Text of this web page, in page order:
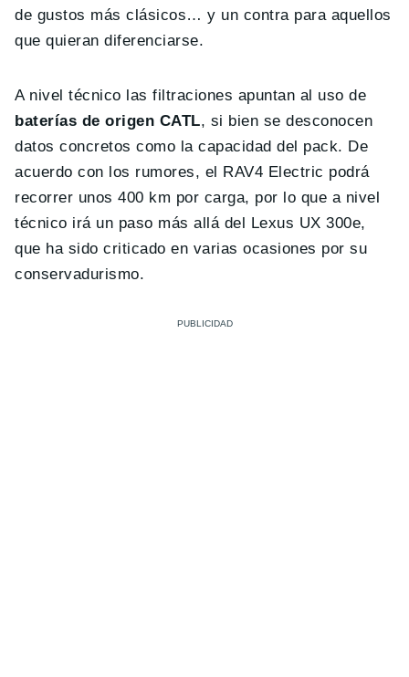
de gustos más clásicos… y un contra para aquellos
que quieran diferenciarse.
A nivel técnico las filtraciones apuntan al uso de
baterías de origen CATL, si bien se desconocen
datos concretos como la capacidad del pack. De
acuerdo con los rumores, el RAV4 Electric podrá
recorrer unos 400 km por carga, por lo que a nivel
técnico irá un paso más allá del Lexus UX 300e,
que ha sido criticado en varias ocasiones por su
conservadurismo.